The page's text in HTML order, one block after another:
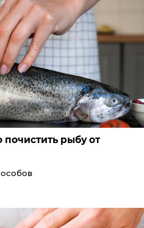
почистить рыбу от